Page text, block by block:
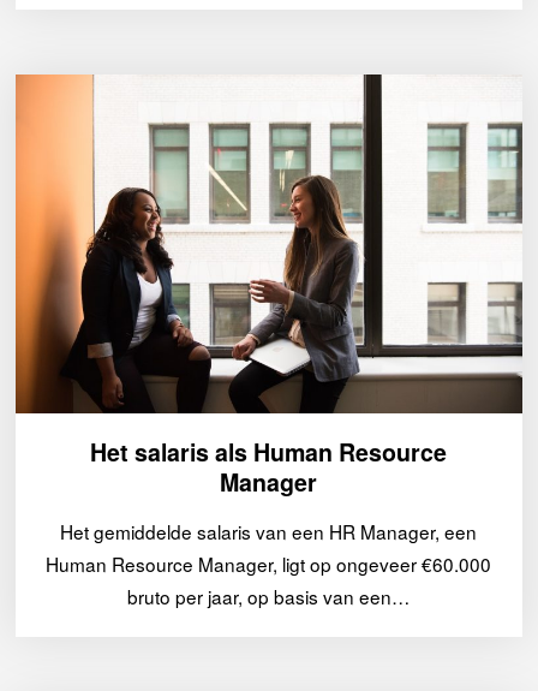
Het salaris als Human Resource
Manager
Het gemiddelde salaris van een HR Manager, een
Human Resource Manager, ligt op ongeveer €60.000
bruto per jaar, op basis van een…